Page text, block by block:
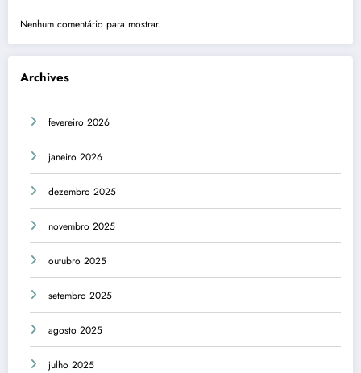
Nenhum comentário para mostrar.
Archives
fevereiro 2026
janeiro 2026
dezembro 2025
novembro 2025
outubro 2025
setembro 2025
agosto 2025
julho 2025